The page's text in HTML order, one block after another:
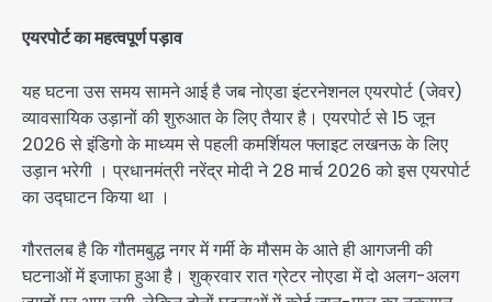
एयरपोर्ट का महत्वपूर्ण पड़ाव
यह घटना उस समय सामने आई है जब नोएडा इंटरनेशनल एयरपोर्ट (जेवर)
व्यावसायिक उड़ानों की शुरुआत के लिए तैयार है। एयरपोर्ट से 15 जून
2026 से इंडिगो के माध्यम से पहली कमर्शियल फ्लाइट लखनऊ के लिए
उड़ान भरेगी । प्रधानमंत्री नरेंद्र मोदी ने 28 मार्च 2026 को इस एयरपोर्ट
का उद्घाटन किया था ।
गौरतलब है कि गौतमबुद्ध नगर में गर्मी के मौसम के आते ही आगजनी की
घटनाओं में इजाफा हुआ है। शुक्रवार रात ग्रेटर नोएडा में दो अलग-अलग